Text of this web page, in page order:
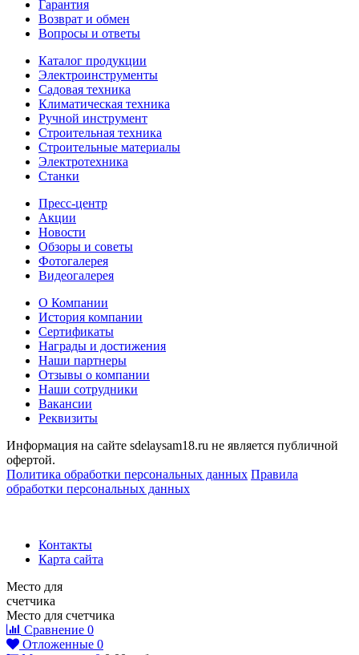
Гарантия
Возврат и обмен
Вопросы и ответы
Каталог продукции
Электроинструменты
Садовая техника
Климатическая техника
Ручной инструмент
Строительная техника
Строительные материалы
Электротехника
Станки
Пресс-центр
Акции
Новости
Обзоры и советы
Фотогалерея
Видеогалерея
О Компании
История компании
Сертификаты
Награды и достижения
Наши партнеры
Отзывы о компании
Наши сотрудники
Вакансии
Реквизиты
Информация на сайте sdelaysam18.ru не является публичной
офертой.
Политика обработки персональных данных Правила
обработки персональных данных
Контакты
Карта сайта
Место для
счетчика
Место для счетчика
Сравнение 0
Отложенные 0